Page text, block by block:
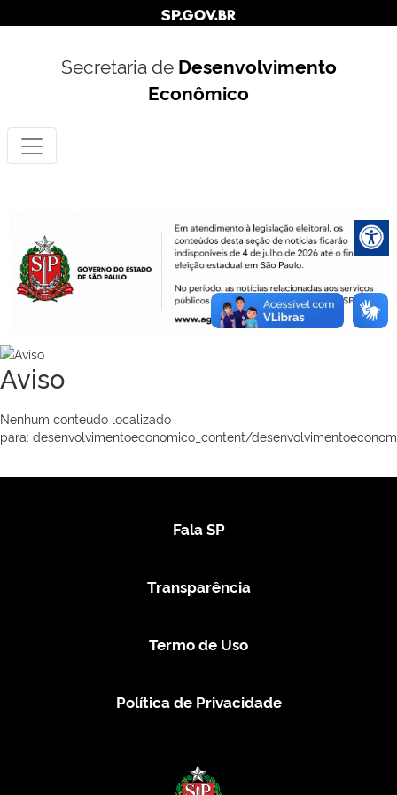
Secretaria de Desenvolvimento
Econômico
Aviso
Nenhum conteúdo localizado
para: ‭desenvolvimentoeconomico_content/
Fala SP
Transparência
Termo de Uso
Política de Privacidade